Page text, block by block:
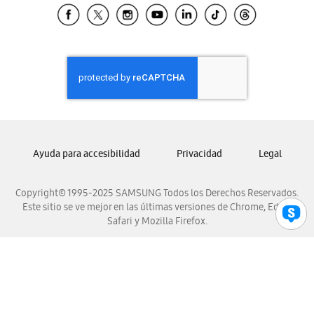
Samsung El Salvador
Samsung Honduras
Samsung Nicaragua
Samsung Panamá
Samsung Venezuela
Copyright© 1995-2025 SAMSUNG Todos los Derechos Reservados.
Este sitio se ve mejor en las últimas versiones de Chrome, Edge,
Safari y Mozilla Firefox.
Ayuda para accesibilidad Privacidad Legal